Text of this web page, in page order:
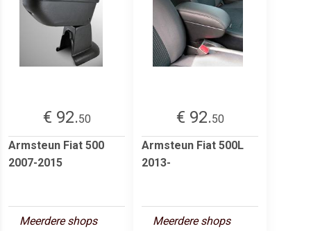
€ 92.50
Armsteun Fiat 500
2007-2015
Meerdere shops
€ 92.50
Armsteun Fiat 500L
2013-
Meerdere shops